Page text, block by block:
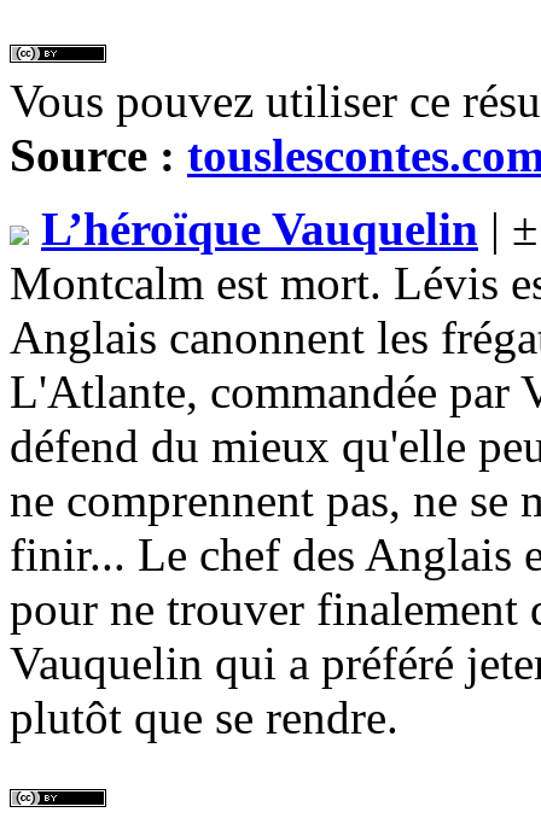
Vous pouvez utiliser ce
Source :
L’héroïque Vauquelin |
Montcalm est mort. Lévis
Anglais canonnent les
L'Atlante, commandée par
défend du mieux qu'elle
ne comprennent pas, ne
finir... Le chef des Anglais
pour ne trouver finalement
Vauquelin qui a préféré
plutôt que se rendre.